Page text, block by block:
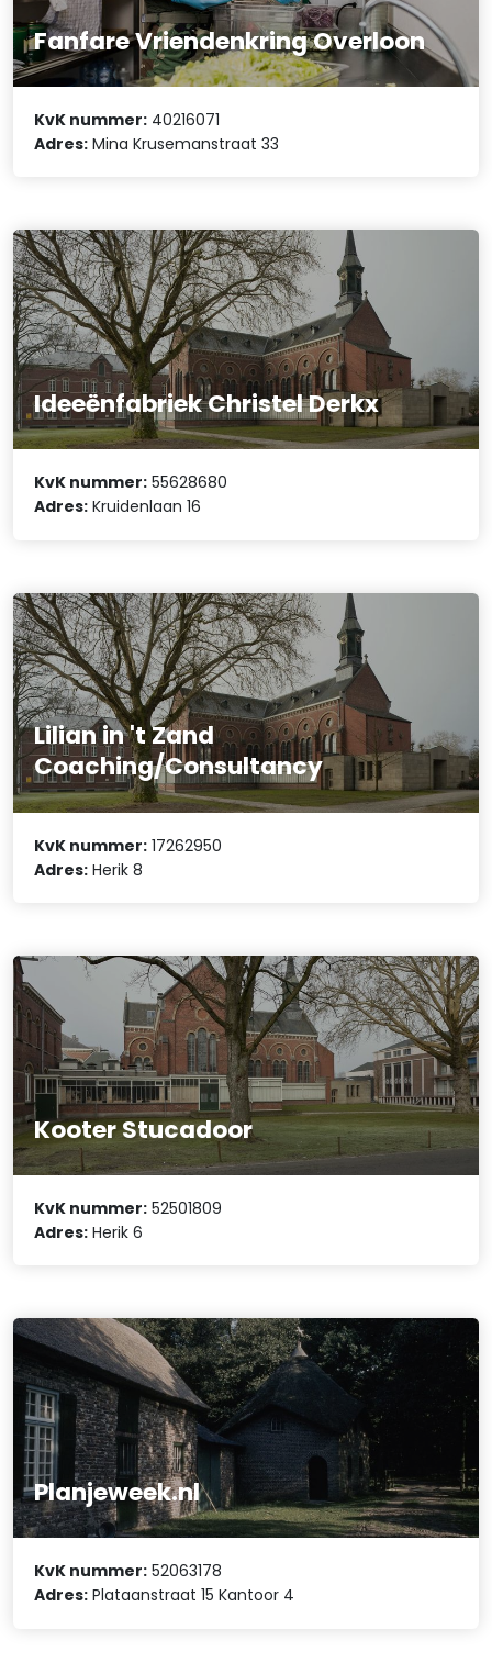
Fanfare Vriendenkring Overloon
KvK nummer: 40216071
Adres: Mina Krusemanstraat 33
Ideeënfabriek Christel Derkx
KvK nummer: 55628680
Adres: Kruidenlaan 16
Lilian in 't Zand
Coaching/Consultancy
KvK nummer: 17262950
Adres: Herik 8
Kooter Stucadoor
KvK nummer: 52501809
Adres: Herik 6
Planjeweek.nl
KvK nummer: 52063178
Adres: Plataanstraat 15 Kantoor 4